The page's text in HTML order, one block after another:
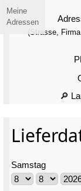
(Strasse,
🔎
Samstag
Meine
Adressen